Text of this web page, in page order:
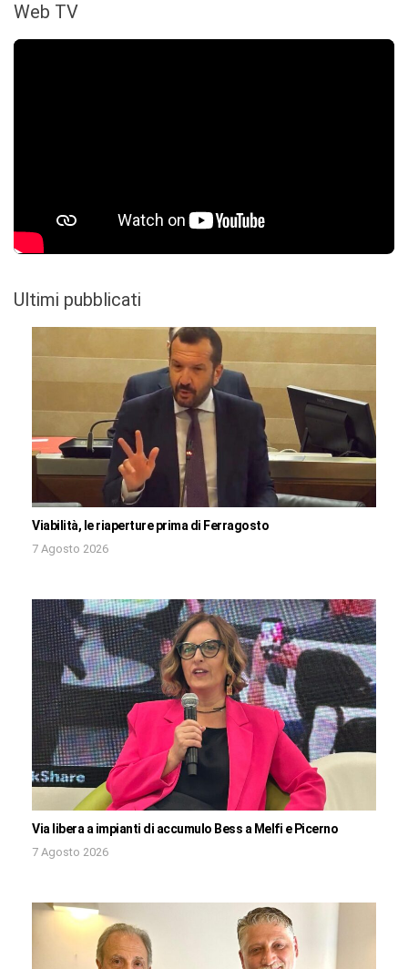
Web TV
Ultimi pubblicati
Viabilità, le riaperture prima di Ferragosto
7 Agosto 2026
Via libera a impianti di accumulo Bess a Melfi e Picerno
7 Agosto 2026